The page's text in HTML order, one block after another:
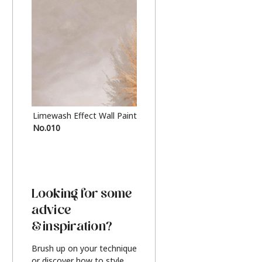
Limewash Effect Wall Paint
No.010
Looking for some
advice
& inspiration?
Brush up on your technique